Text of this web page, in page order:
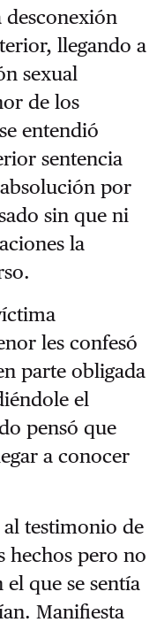
llegando a
sexual
de los
entendió
sentencia
por
sin que ni
la
les confesó
parte obligada
el
pensó que
a conocer
testimonio de
hechos pero no
que se sentía
Manifiesta